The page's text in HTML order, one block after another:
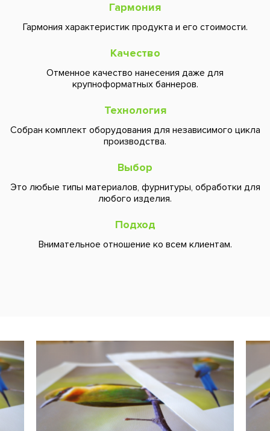
Гармония
Гармония характеристик продукта и его стоимости.
Качество
Отменное качество нанесения даже для
крупноформатных баннеров.
Технология
Собран комплект оборудования для независимого цикла
производства.
Выбор
Это любые типы материалов, фурнитуры, обработки для
любого изделия.
Подход
Внимательное отношение ко всем клиентам.